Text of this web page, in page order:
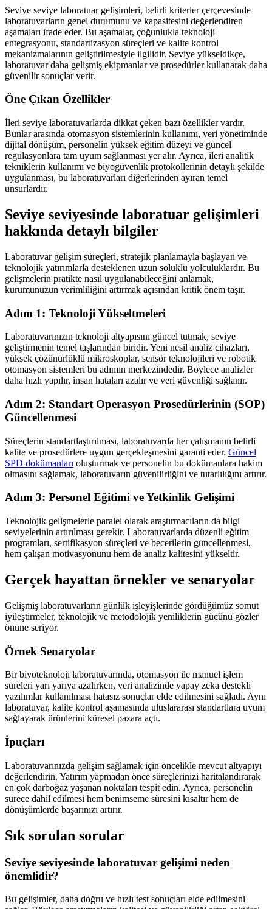
Seviye seviye laboratuar gelişimleri, belirli kriterler çerçevesinde
laboratuvarların genel durumunu ve kapasitesini değerlendiren
aşamaları ifade eder. Bu aşamalar, çoğunlukla teknoloji
entegrasyonu, standartizasyon süreçleri ve kalite kontrol
mekanizmalarının geliştirilmesiyle ilgilidir. Seviye yükseldikçe,
laboratuvar daha gelişmiş ekipmanlar ve prosedürler kullanarak daha
güvenilir sonuçlar verir.
Öne Çıkan Özellikler
İleri seviye laboratuvarlarda dikkat çeken bazı özellikler vardır.
Bunlar arasında otomasyon sistemlerinin kullanımı, veri yönetiminde
dijital dönüşüm, personelin yüksek eğitim düzeyi ve güncel
regulasyonlara tam uyum sağlanması yer alır. Ayrıca, ileri analitik
tekniklerin kullanımı ve biyogüvenlik protokollerinin detaylı şekilde
uygulanması, bu laboratuvarları diğerlerinden ayıran temel
unsurlardır.
Seviye seviyesinde laboratuar gelişimleri
hakkında detaylı bilgiler
Laboratuvar gelişim süreçleri, stratejik planlamayla başlayan ve
teknolojik yatırımlarla desteklenen uzun soluklu yolculuklardır. Bu
gelişmelerin pratikte nasıl uygulanabileceğini anlamak,
kurumunuzun verimliliğini artırmak açısından kritik önem taşır.
Adım 1: Teknoloji Yükseltmeleri
Laboratuvarınızın teknoloji altyapısını güncel tutmak, seviye
geliştirmenin temel taşlarından biridir. Yeni nesil analiz cihazları,
yüksek çözünürlüklü mikroskoplar, sensör teknolojileri ve robotik
otomasyon sistemleri bu adımın merkezindedir. Böylece analizler
daha hızlı yapılır, insan hataları azalır ve veri güvenliği sağlanır.
Adım 2: Standart Operasyon Prosedürlerinin (SOP)
Güncellenmesi
Süreçlerin standartlaştırılması, laboratuvarda her çalışmanın belirli
kalite ve prosedürlere uygun gerçekleşmesini garanti eder. Güncel
SPD dokümanları oluşturmak ve personelin bu dokümanlara hakim
olmasını sağlamak, laboratuvarın güvenilirliğini ve tutarlılığını artırır.
Adım 3: Personel Eğitimi ve Yetkinlik Gelişimi
Teknolojik gelişmelerle paralel olarak araştırmacıların da bilgi
seviyelerinin artırılması gerekir. Laboratuvarlarda düzenli eğitim
programları, sertifikasyon süreçleri ve becerilerin güncellenmesi,
hem çalışan motivasyonunu hem de analiz kalitesini yükseltir.
Gerçek hayattan örnekler ve senaryolar
Gelişmiş laboratuvarların günlük işleyişlerinde gördüğümüz somut
iyileştirmeler, teknolojik ve metodolojik yeniliklerin gücünü gözler
önüne seriyor.
Örnek Senaryolar
Bir biyoteknoloji laboratuvarında, otomasyon ile manuel işlem
süreleri yarı yarıya azalırken, veri analizinde yapay zeka destekli
yazılımlar kullanılması hatasız sonuçlar elde edilmesini sağladı. Aynı
laboratuvar, kalite kontrol aşamasında uluslararası standartlara uyum
sağlayarak ürünlerini küresel pazara açtı.
İpuçları
Laboratuvarınızda gelişim sağlamak için öncelikle mevcut altyapıyı
değerlendirin. Yatırım yapmadan önce süreçlerinizi haritalandırarak
en çok darboğaz yaşanan noktaları tespit edin. Ayrıca, personelin
sürece dahil edilmesi hem benimseme süresini kısaltır hem de
dönüşümlerde başarınızı artırır.
Sık sorulan sorular
Seviye seviyesinde laboratuvar gelişimi neden
önemlidir?
Bu gelişimler, daha doğru ve hızlı test sonuçları elde edilmesini